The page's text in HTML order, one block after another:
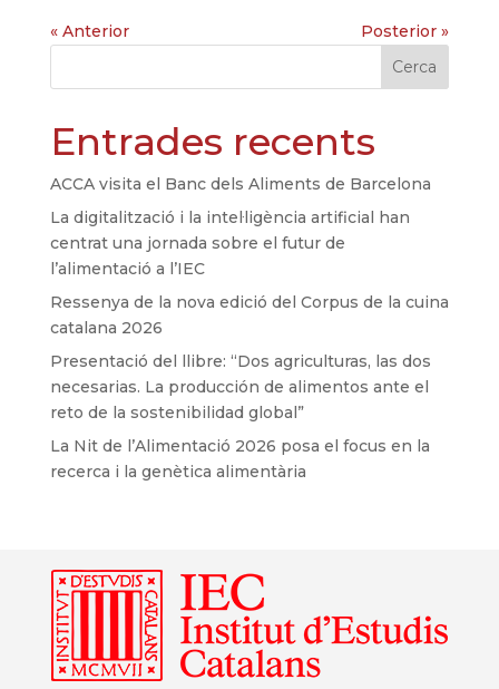
« Anterior
Posterior »
Cerca
Entrades recents
ACCA visita el Banc dels Aliments de Barcelona
La digitalització i la intel·ligència artificial han
centrat una jornada sobre el futur de
l’alimentació a l’IEC
Ressenya de la nova edició del Corpus de la cuina
catalana 2026
Presentació del llibre: “Dos agriculturas, las dos
necesarias. La producción de alimentos ante el
reto de la sostenibilidad global”
La Nit de l’Alimentació 2026 posa el focus en la
recerca i la genètica alimentària